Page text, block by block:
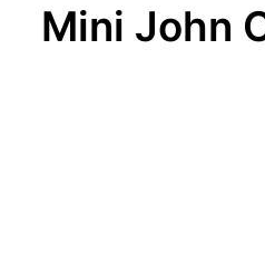
Mini John